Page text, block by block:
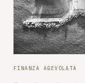
FINANZA AGEVOLATA